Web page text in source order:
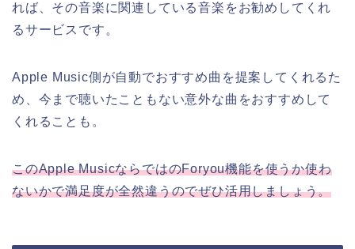
れば、その音楽に関連している音楽をお勧めしてくれ
るサービスです。
Apple Music側が自動でおすすめ曲を提案してくれるた
め、今まで聴いたこともない意外な曲をおすすめして
くれることも。
このApple MusicならではのForyou機能を使うか使わ
ないかで満足度が全然違うのでぜひ活用しましょう。